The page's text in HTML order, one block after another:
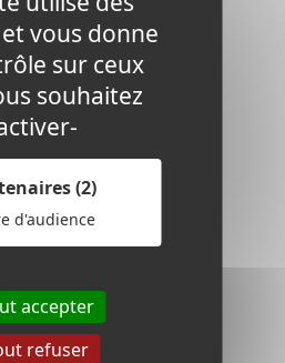
vous donne
sur ceux
souhaitez
(2)
d'audience
accepter
refuser